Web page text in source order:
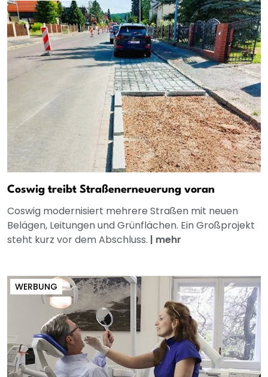
Coswig treibt Straßenerneuerung voran
Coswig modernisiert mehrere Straßen mit neuen
Belägen, Leitungen und Grünflächen. Ein Großprojekt
steht kurz vor dem Abschluss. | mehr
WERBUNG